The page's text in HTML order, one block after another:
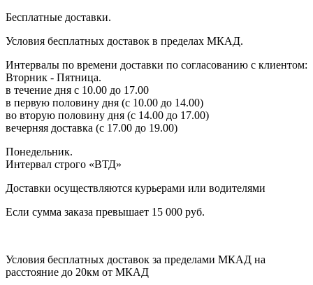
Бесплатные доставки.
Условия бесплатных доставок в пределах МКАД.
Интервалы по времени доставки по согласованию с клиентом:
Вторник - Пятница.
в течение дня с 10.00 до 17.00
в первую половину дня (с 10.00 до 14.00)
во вторую половину дня (с 14.00 до 17.00)
вечерняя доставка (с 17.00 до 19.00)
Понедельник.
Интервал строго «ВТД»
Доставки осуществляются курьерами или водителями
Если сумма заказа превышает 15 000 руб.
Условия бесплатных доставок за пределами МКАД на
расстояние до 20км от МКАД